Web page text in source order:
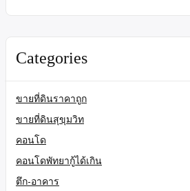
Categories
ขายที่ดินราคาถูก
ขายที่ดินสุขุมวิท
คอนโด
คอนโดพัทยากู้ได้เกิน
ตึก-อาคาร